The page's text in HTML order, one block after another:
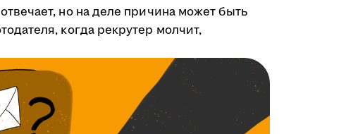
но на деле причина может быть
когда рекрутер молчит,